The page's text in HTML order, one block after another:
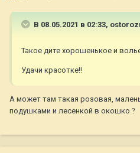
В 08.05.2021 в 02:33,
Такое дите хорошенькое и
Удачи красотке!!
А может там такая розовая,
подушками и лесенкой в окошко ?